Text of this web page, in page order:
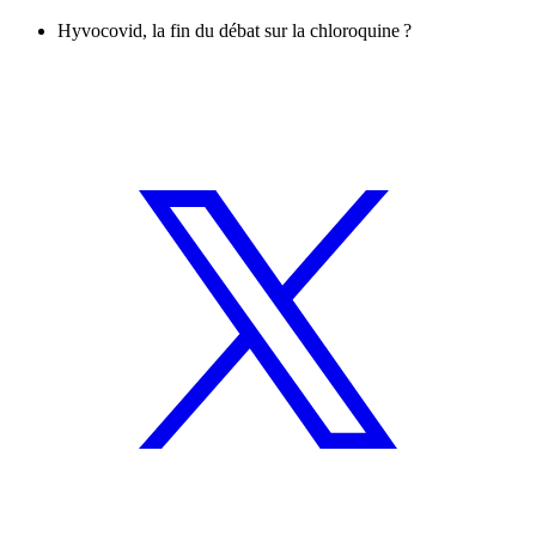
Hyvocovid, la fin du débat sur la chloroquine ?